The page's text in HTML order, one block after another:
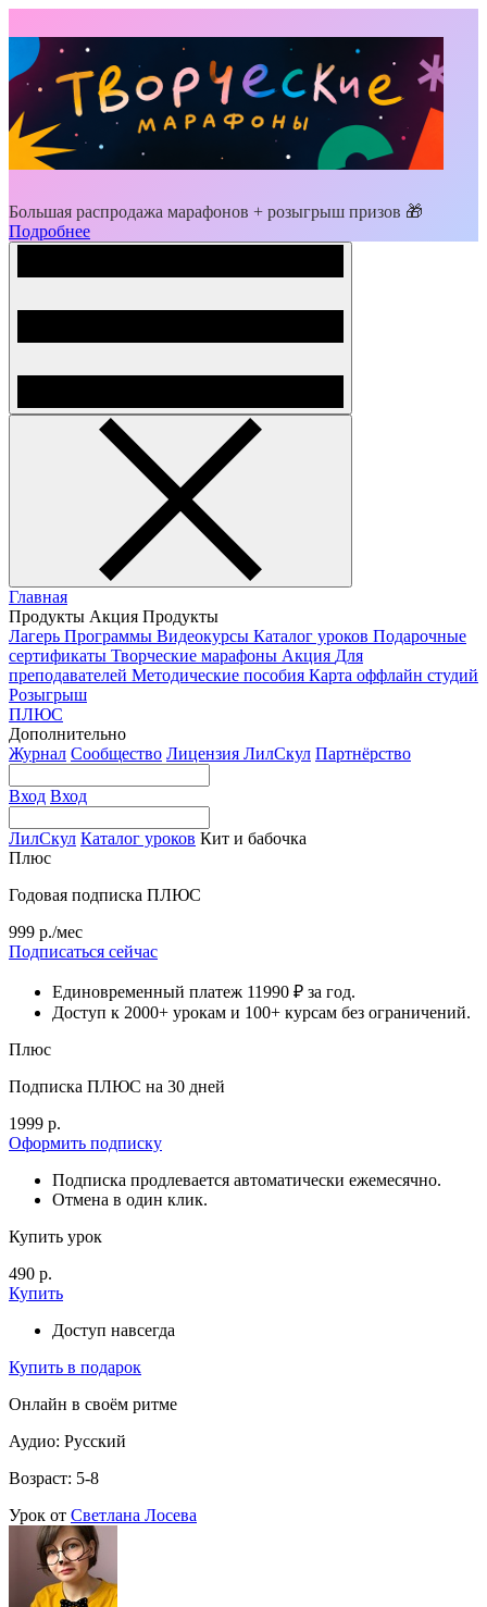
Большая распродажа марафонов + розыгрыш призов 🎁
Подробнее
Главная
Продукты Акция Продукты
Лагерь Программы Видеокурсы Каталог уроков Подарочные
сертификаты Творческие марафоны Акция Для
преподавателей Методические пособия Карта оффлайн студий
Розыгрыш
ПЛЮС
Дополнительно
Журнал Сообщество Лицензия ЛилСкул Партнёрство
Вход Вход
ЛилСкул Каталог уроков Кит и бабочка
Плюс
Годовая подписка ПЛЮС
999 р./мес
Подписаться сейчас
Единовременный платеж 11990 ₽ за год.
Доступ к 2000+ урокам и 100+ курсам без ограничений.
Плюс
Подписка ПЛЮС на 30 дней
1999 р.
Оформить подписку
Подписка продлевается автоматически ежемесячно.
Отмена в один клик.
Купить урок
490 р.
Купить
Доступ навсегда
Купить в подарок
Онлайн в своём ритме
Аудио: Русский
Возраст: 5-8
Урок от Светлана Лосева